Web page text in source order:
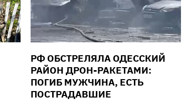
РФ ОБСТРЕЛЯЛА ОДЕССКИЙ
РАЙОН ДРОН-РАКЕТАМИ:
ПОГИБ МУЖЧИНА, ЕСТЬ
ПОСТРАДАВШИЕ